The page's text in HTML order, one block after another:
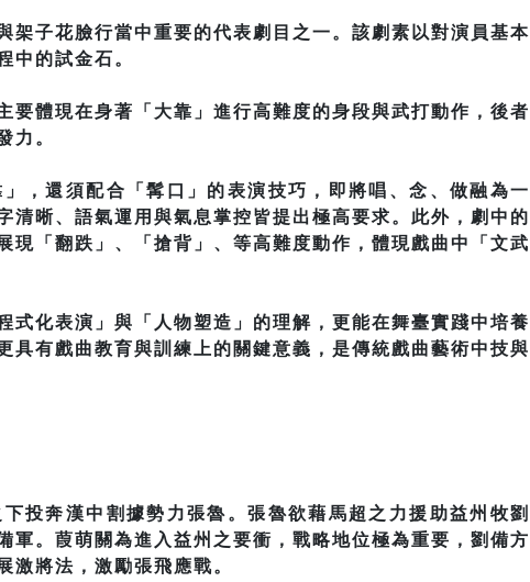
架子花臉行當中重要的代表劇目之一。該劇素以對演員基本
中的試金石。
體現在身著「大靠」進行高難度的身段與武打動作，後者
力。
，還須配合「髯口」的表演技巧，即將唱、念、做融為一
晰、語氣運用與氣息掌控皆提出極高要求。此外，劇中的
現「翻跌」、「搶背」、等高難度動作，體現戲曲中「文武
化表演」與「人物塑造」的理解，更能在舞臺實踐中培養
有戲曲教育與訓練上的關鍵意義，是傳統戲曲藝術中技與
投奔漢中割據勢力張魯。張魯欲藉馬超之力援助益州牧劉
。葭萌關為進入益州之要衝，戰略地位極為重要，劉備方
激將法，激勵張飛應戰。